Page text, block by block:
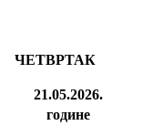
ЧЕТВРТАК
21.05.2026.
године